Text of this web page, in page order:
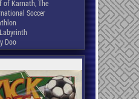
of Karnath, The
Soccer
Doo